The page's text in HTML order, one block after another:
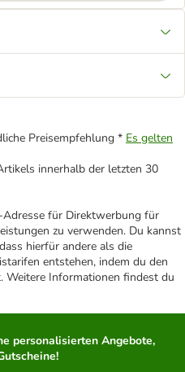
Preisempfehlung * Es gelten
innerhalb der letzten 30
für Direktwerbung für
zu verwenden. Du kannst
hierfür andere als die
entstehen, indem du den
Weitere Informationen findest du
personalisierten Angebote,